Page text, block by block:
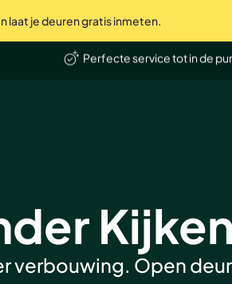
laat je deuren gratis inmeten.
Perfecte service tot in de
Kijken
verbouwing. Open